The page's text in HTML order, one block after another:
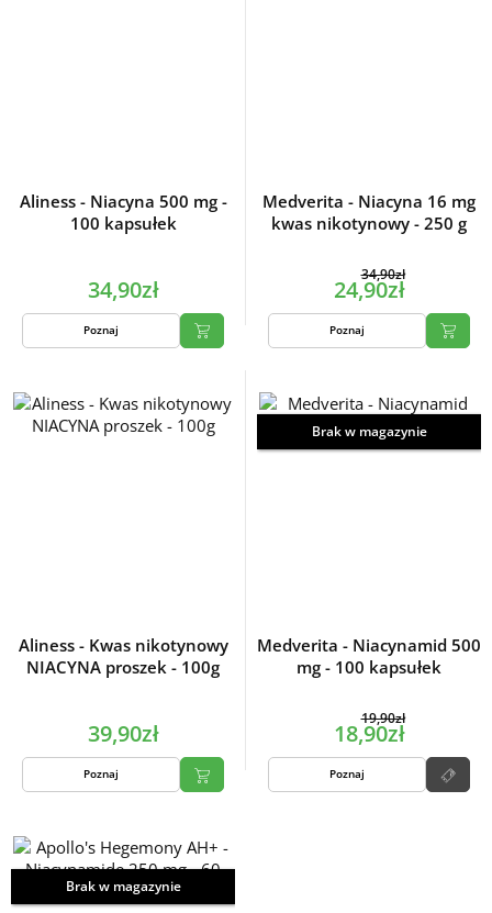
Aliness - Niacyna 500 mg -
100 kapsułek
34,90zł
Poznaj
Medverita - Niacyna 16 mg
kwas nikotynowy - 250 g
34,90zł
24,90zł
Poznaj
Aliness - Kwas nikotynowy
NIACYNA proszek - 100g
39,90zł
Poznaj
Brak w magazynie
Medverita - Niacynamid 500
mg - 100 kapsułek
19,90zł
18,90zł
Poznaj
Brak w magazynie